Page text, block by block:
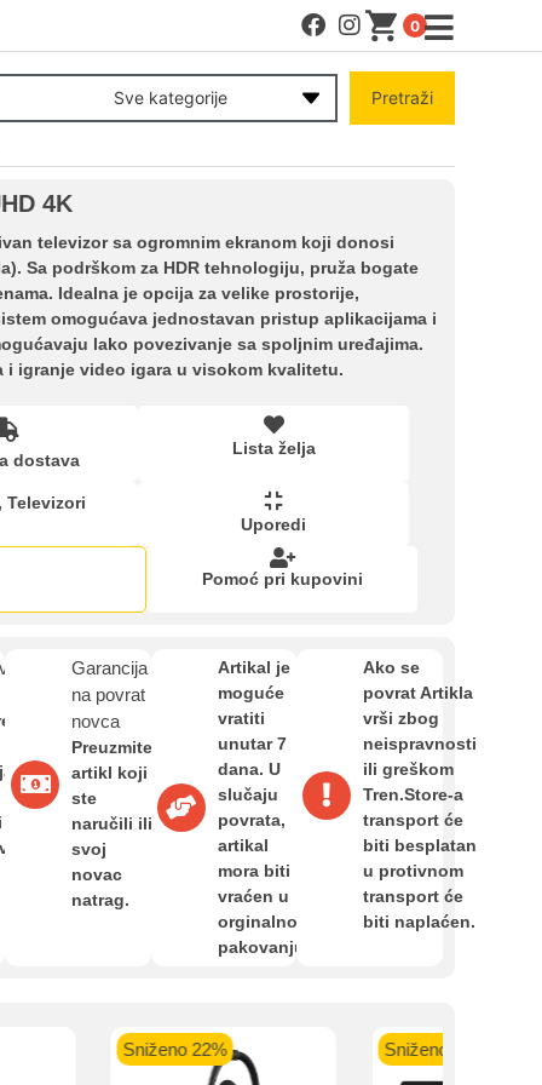
0
Sve kategorije Pretraži
4K
televizor sa ogromnim ekranom koji donosi
Sa podrškom za HDR tehnologiju, pruža bogate
Idealna je opcija za velike prostorije,
omogućava jednostavan pristup aplikacijama i
lako povezivanje sa spoljnim uređajima.
igranje video igara u visokom kvalitetu.
dostava
Lista želja
, Televizori
Uporedi
Pomoć pri kupovini
Garancija
na povrat
novca
Preuzmite
artikl koji
ste
naručili ili
svoj
novac
natrag.
Artikal je
moguće
vratiti
unutar 7
dana. U
slučaju
povrata,
artikal
mora biti
vraćen u
orginalnom
pakovanju.
Ako se
povrat Artikla
vrši zbog
neispravnosti
ili greškom
Tren.Store-a
transport će
biti besplatan
u protivnom
transport će
biti naplaćen.
Sniženo 22% Sniženo 23%
Račun
Kupovina na rate
Lista želja
Zahtjev za reklamaciju
Privatnost kupca
Uvjeti i odredbe
ispod.